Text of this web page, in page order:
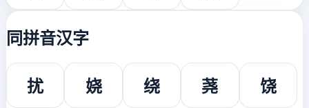
同拼音汉字
扰 娆 绕 荛 饶